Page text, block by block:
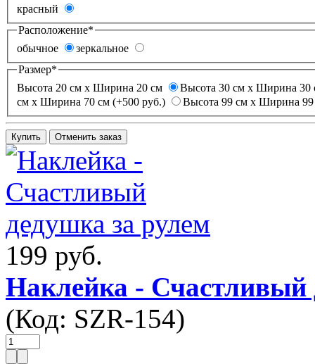
красный
Расположение*
обычное
зеркальное
Размер*
Высота 20 см х Ширина 20 см
Высота 30 см х Ширина 30
см х Ширина 70 см (+500 руб.)
Высота 99 см х Ширина
199 руб.
Наклейка - Счастливый
(Код: SZR-154)